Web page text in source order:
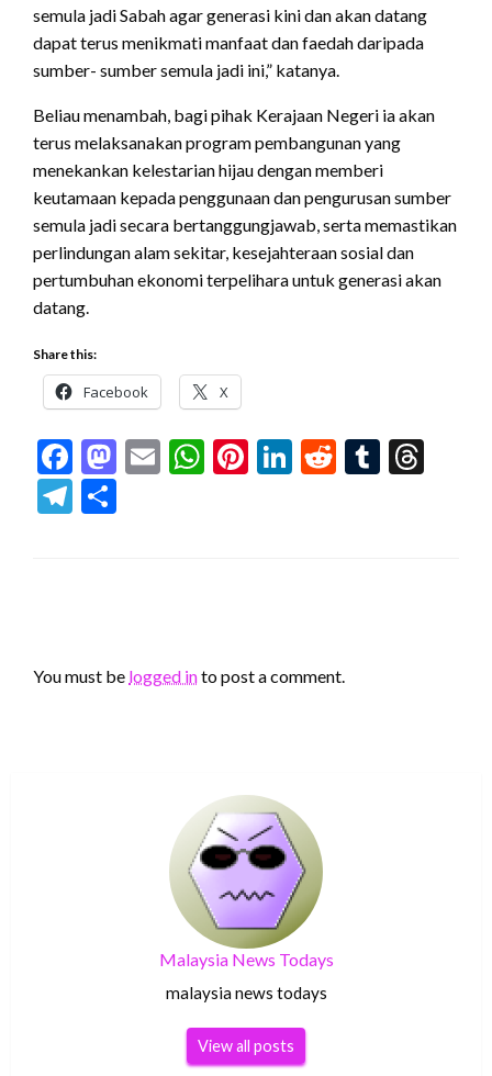
semula jadi Sabah agar generasi kini dan akan datang
dapat terus menikmati manfaat dan faedah daripada
sumber- sumber semula jadi ini,” katanya.
Beliau menambah, bagi pihak Kerajaan Negeri ia akan
terus melaksanakan program pembangunan yang
menekankan kelestarian hijau dengan memberi
keutamaan kepada penggunaan dan pengurusan sumber
semula jadi secara bertanggungjawab, serta memastikan
perlindungan alam sekitar, kesejahteraan sosial dan
pertumbuhan ekonomi terpelihara untuk generasi akan
datang.
Share this:
Facebook X
Facebook
Mastodon
EmailWhatsApp
Pinterest
LinkedIn
RedditTumblr
Telegram
You must be logged into post a comment.
Malaysia News Todays
malaysia news todays
View all posts